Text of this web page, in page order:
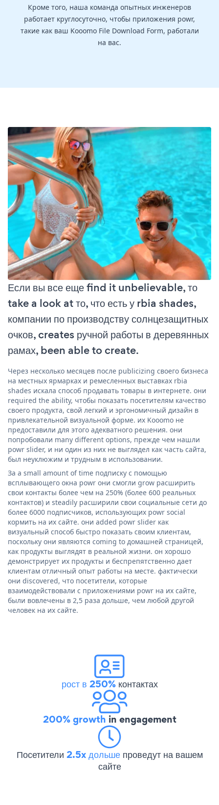
Кроме того, наша команда опытных инженеров
работает круглосуточно, чтобы приложения powr,
такие как ваш Kooomo File Download Form, работали
на вас.
Если вы все еще find it unbelievable, то
take a look at то, что есть у rbia shades,
компании по производству солнцезащитных
очков, creates ручной работы в деревянных
рамах, been able to create.
Через несколько месяцев после publicizing своего бизнеса
на местных ярмарках и ремесленных выставках rbia
shades искала способ продавать товары в интернете. они
required the ability, чтобы показать посетителям качество
своего продукта, свой легкий и эргономичный дизайн в
привлекательной визуальной форме. их Kooomo не
предоставили для этого адекватного решения. они
попробовали many different options, прежде чем нашли
powr slider, и ни один из них не выглядел как часть сайта,
был неуклюжим и трудным в использовании.
За a small amount of time подписку с помощью
всплывающего окна powr они смогли grow расширить
свои контакты более чем на 250% (более 600 реальных
контактов) и steadily расширили свои социальные сети до
более 6000 подписчиков, использующих powr social
кормить на их сайте. они added powr slider как
визуальный способ быстро показать своим клиентам,
поскольку они являются coming to домашней страницей,
как продукты выглядят в реальной жизни. он хорошо
демонстрирует их продукты и беспрепятственно дает
клиентам отличный опыт работы на месте. фактически
они discovered, что посетители, которые
взаимодействовали с приложениями powr на их сайте,
были вовлечены в 2,5 раза дольше, чем любой другой
человек на их сайте.
рост в 250%контактах
200% growth in engagement
Посетители 2.5x дольше проведут на вашем
сайте